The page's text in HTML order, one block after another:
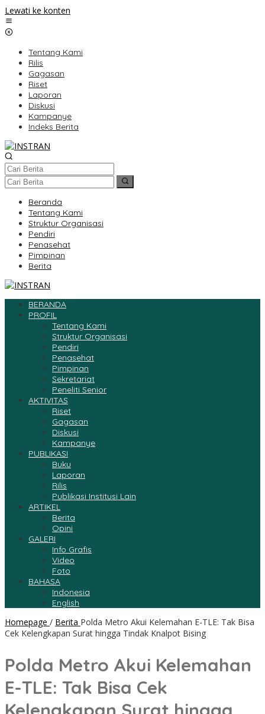
Lewati ke konten
Tentang Kami
Rilis
Gagasan
Riset
Laporan
Diskusi
Kampanye
Indeks Berita
Beranda
Tentang Kami
Struktur Organisasi
Pendiri
Penasehat
Pimpinan
Berita
BERANDA
PROFIL
Tentang Kami
Struktur Organisasi
Pendiri
Penasehat
Pimpinan
Sekretariat
Peneliti Senior
AKTIVITAS
Riset
Gagasan
Diskusi
Kampanye
PUBLIKASI
Buku
Laporan
Rilis
Publikasi Institusi Lain
ARTIKEL
Berita
Opini
GALERI
Info Grafis
Video
Foto
BAHASA
Indonesia
English
Homepage / Berita Polda Metro Akui Kelemahan E-TLE: Tak Bisa
Cek Kelengkapan Surat hingga Tindak Knalpot Bising
Polda Metro Akui Kelemahan
E-TLE: Tak Bisa Cek